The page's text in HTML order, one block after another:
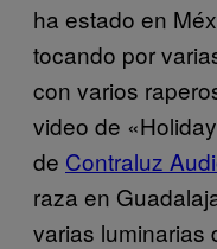
ha estado en
tocando por
con varios
video de
de Contraluz
raza en
varias luminarias